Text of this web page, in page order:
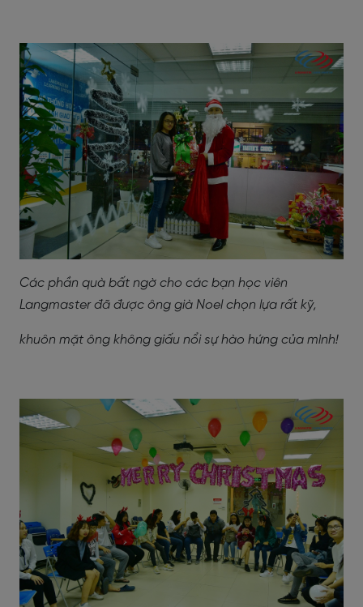
Các phần quà bất ngờ cho các bạn học viên
Langmaster đã được ông già Noel chọn lựa rất kỹ,
khuôn mặt ông không giấu nổi sự hào hứng của mình!